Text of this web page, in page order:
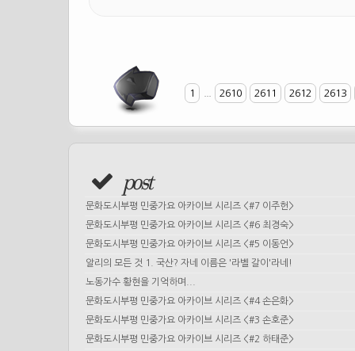
1 2610 2611 2612 2613
post
문화도시부평 민중가요 아카이브 시리즈 <#7 이주헌>
문화도시부평 민중가요 아카이브 시리즈 <#6 최경숙>
문화도시부평 민중가요 아카이브 시리즈 <#5 이동언>
알리의 모든 것 1. 국산? 자네 이름은 '라벨 갈이'라네!
노동가수 황현을 기억하며...
문화도시부평 민중가요 아카이브 시리즈 <#4 손은화>
문화도시부평 민중가요 아카이브 시리즈 <#3 손호준>
문화도시부평 민중가요 아카이브 시리즈 <#2 하태준>